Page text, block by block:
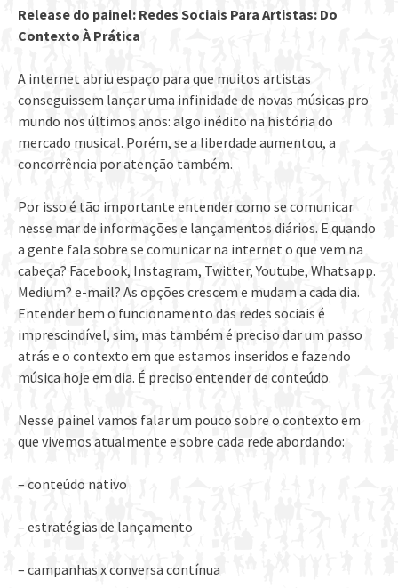
Release do painel: Redes Sociais Para Artistas: Do
Contexto À Prática
A internet abriu espaço para que muitos artistas
conseguissem lançar uma infinidade de novas músicas pro
mundo nos últimos anos: algo inédito na história do
mercado musical. Porém, se a liberdade aumentou, a
concorrência por atenção também.
Por isso é tão importante entender como se comunicar
nesse mar de informações e lançamentos diários. E quando
a gente fala sobre se comunicar na internet o que vem na
cabeça? Facebook, Instagram, Twitter, Youtube, Whatsapp.
Medium? e-mail? As opções crescem e mudam a cada dia.
Entender bem o funcionamento das redes sociais é
imprescindível, sim, mas também é preciso dar um passo
atrás e o contexto em que estamos inseridos e fazendo
música hoje em dia. É preciso entender de conteúdo.
Nesse painel vamos falar um pouco sobre o contexto em
que vivemos atualmente e sobre cada rede abordando:
– conteúdo nativo
– estratégias de lançamento
– campanhas x conversa contínua